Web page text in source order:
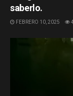
saberlo.
FEBRERO 10, 2025